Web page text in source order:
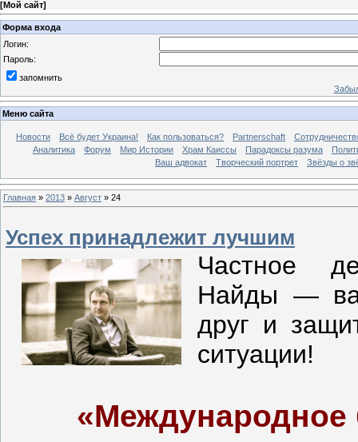
[Мой сайт]
Форма входа
Логин:
Пароль:
запомнить
Меню сайта
Новости Всё будет Украина! Как пользоваться? Partnerschaft
Аналитика
Форум Мир Истории Храм Каиссы Парадоксы разума
Ваш адвокат
Творческий портрет Звёзды о
Главная » 2013 » Август » 24
Успех принадлежит лучшим
Частное
Найды —
друг и
ситуации!
«Международное